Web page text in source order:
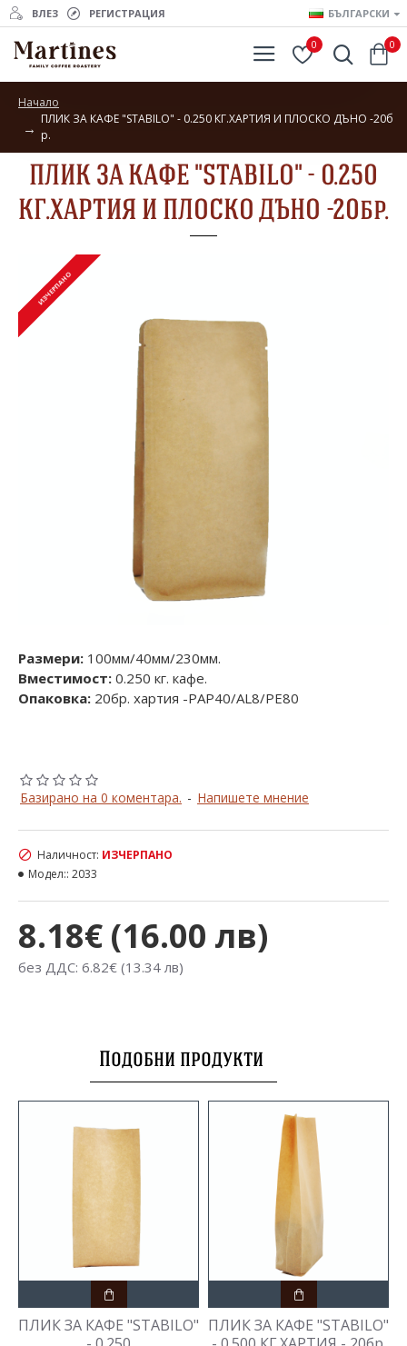
ВЛЕЗ РЕГИСТРАЦИЯ БЪЛГАРСКИ
0 0
Начало
ПЛИК ЗА КАФЕ "STABILO" - 0.250 КГ.ХАРТИЯ И ПЛОСКО ДЪНО -20б
р.
ПЛИК ЗА КАФЕ "STABILO" - 0.250
КГ.ХАРТИЯ И ПЛОСКО ДЪНО -20бр.
ИЗЧЕРПАНО
ИЗЧЕРПАНО
Размери: 100мм/40мм/230мм.
Вместимост: 0.250 кг. кафе.
Опаковка: 20бр. хартия -PAP40/AL8/PE80
Базирано на 0 коментара. - Напишете мнение
8.18€ (16.00 лв)
без ДДС: 6.82€ (13.34 лв)
Наличност: ИЗЧЕРПАНО
Модел:: 2033
Подобни продукти
ПЛИК ЗА КАФЕ "STABILO" ПЛИК ЗА КАФЕ "STABILO"